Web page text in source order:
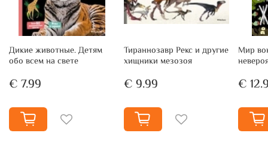
Дополняют повествование нежные иллюстрации Аделин
Авриль.
Дикие животные. Детям
обо всем на свете
€ 7.99
Тираннозавр Рекс и другие
хищники мезозоя
€ 9.99
Мир
€